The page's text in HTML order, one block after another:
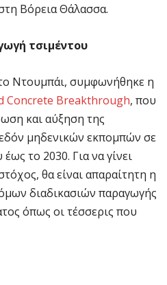
Βόρεια Θάλασσα.
τσιμέντου
Ντουμπάι, συμφωνήθηκε η
Concrete Breakthrough, που
και αύξηση της
μηδενικών εκπομπών σε
το 2030. Για να γίνει
θα είναι απαραίτητη η
διαδικασιών παραγωγής
όπως οι τέσσερις που